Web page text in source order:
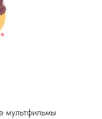
мультфильмы